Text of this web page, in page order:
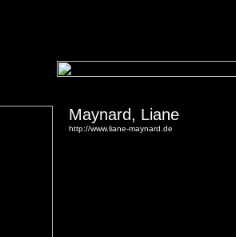
Maynard, Liane
http://www.liane-maynard.de